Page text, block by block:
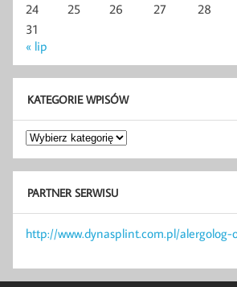
24
25 26 27 28
31
« lip
KATEGORIE WPISÓW
Kategorie
wpisów
PARTNER SERWISU
http://www.dynasplint.com.pl/alergolog-